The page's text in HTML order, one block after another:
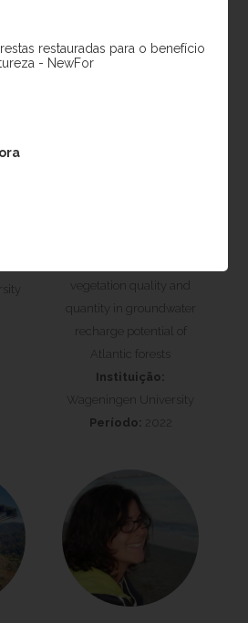
restauradas para o benefício
- NewFor
vegetation quality and
quantity in groundwater
recharge potential of
Atlantic forests
Instituição:
Wageningen University
Período: